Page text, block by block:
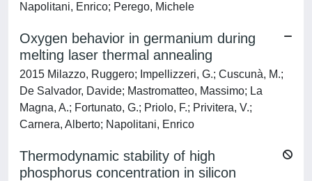
Napolitani, Enrico; Perego, Michele
Oxygen behavior in germanium during
melting laser thermal annealing
2015 Milazzo, Ruggero; Impellizzeri, G.; Cuscunà, M.;
De Salvador, Davide; Mastromatteo, Massimo; La
Magna, A.; Fortunato, G.; Priolo, F.; Privitera, V.;
Carnera, Alberto; Napolitani, Enrico
Thermodynamic stability of high
phosphorus concentration in silicon